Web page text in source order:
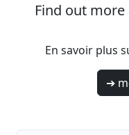
Find out
En savoir plus
➔